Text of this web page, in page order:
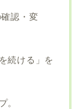
認・変
続ける」を
。